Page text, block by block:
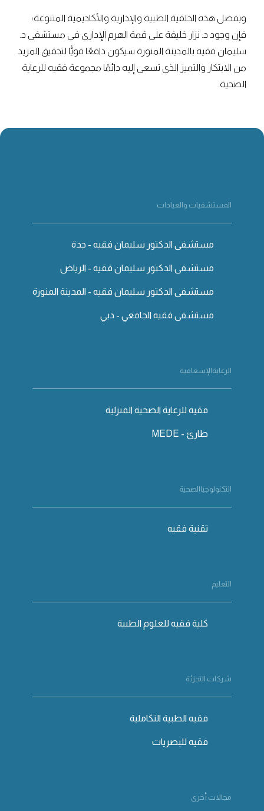
وبفضل هذه الخلفية الطبية والإدارية والأكاديمية المتنوعة؛
فإن وجود د. نزار خليفة على قمة الهرم الإداري في مستشفى د.
سليمان فقيه بالمدينة المنورة سيكون دافعًا قويًّا لتحقيق المزيد
من الابتكار والتميز الذي تسعى إليه دائمًا مجموعة فقيه للرعاية
الصحية.
المستشفيات والعيادات
مستشفى الدكتور سليمان فقيه - جدة
مستشفى الدكتور سليمان فقيه - الرياض
مستشفى الدكتور سليمان فقيه - المدينة المنورة
مستشفى فقيه الجامعي - دبي
الرعايةالإسعافية
فقيه للرعاية الصحية المنزلية
طارئ - MEDE
التكنولوجياالصحية
تقنية فقيه
التعليم
كلية فقيه للعلوم الطبية
شركات التجزئة
فقيه الطبية التكاملية
فقيه للبصريات
مجالات أخرى